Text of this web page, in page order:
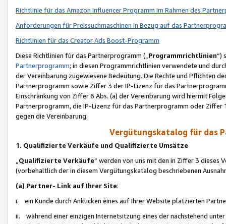
Richtlinie für das Amazon Influencer Programm im Rahmen des
Anforderungen für Preissuchmaschinen in Bezug auf das
Richtlinien für das Creator Ads Boost-Programm
Diese Richtlinien für das Partnerprogramm („Programmrichtlinien“)
Partnerprogramm; in diesen Programmrichtlinien verwendete und
der Vereinbarung zugewiesene Bedeutung. Die Rechte und Pflichten
Partnerprogramm sowie Ziffer 3 der IP-Lizenz für das
Einschränkung von Ziffer 6 Abs. (a) der Vereinbarung wird hiermit
Partnerprogramm, die IP-Lizenz für das Partnerprogramm oder
gegen die Vereinbarung.
Vergütungskatalog für das
1. Qualifizierte Verkäufe und Qualifizierte Umsätze
Qualifizierte Verkäufe“ werden von uns mit den in Ziffer 3
(vorbehaltlich der in diesem Vergütungskatalog beschriebenen
(a) Partner- Link auf Ihrer Site:
i. ein Kunde durch Anklicken eines auf Ihrer Website platzierten
ii. während einer einzigen Internetsitzung eines der nachstehend